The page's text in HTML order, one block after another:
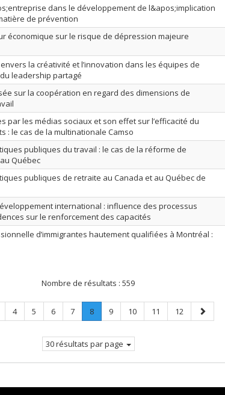
dans le développement de l&apos;implication
de prévention
économique sur le risque de dépression majeure
la créativité et l’innovation dans les équipes de
leadership partagé
sur la coopération en regard des dimensions de
par les médias sociaux et son effet sur l’efficacité du
: le cas de la multinationale Camso
publiques du travail : le cas de la réforme de
Québec
publiques de retraite au Canada et au Québec de
international : influence des processus
sur le renforcement des capacités
d’immigrantes hautement qualifiées à Montréal :
Nombre de résultats : 559
Page
4 Page
5 Page
6 Page
7 Page
8.
Page
Page
9 Page
10 Page
11 Page
12
Page
suivante
30 résultats par page